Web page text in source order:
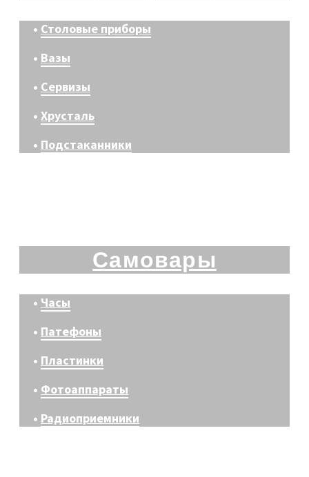
• Столовые приборы
• Вазы
• Сервизы
• Хрусталь
• Подстаканники
Самовары
• Часы
• Патефоны
• Пластинки
• Фотоаппараты
• Радиоприемники